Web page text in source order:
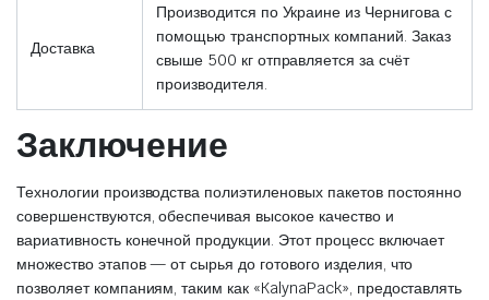
Доставка
Производится по Украине из Чернигова с
помощью транспортных компаний. Заказ
свыше 500 кг отправляется за счёт
производителя.
Заключение
Технологии производства полиэтиленовых пакетов постоянно
совершенствуются, обеспечивая высокое качество и
вариативность конечной продукции. Этот процесс включает
множество этапов — от сырья до готового изделия, что
позволяет компаниям, таким как «KalynaPack», предоставлять